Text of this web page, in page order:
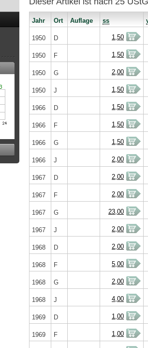
Jahr Ort Auflage ss
1950 D 1,50
1950 F 1,50
1950 G 2,00
1950 J 1,50
1966 D 1,50
1966 F 1,50
1966 G 1,50
1966 J 2,00
1967 D 2,00
1967 F 2,00
1967 G 23,00
1967 J 2,00
1968 D 2,00
1968 F 5,00
1968 G 2,00
1968 J 4,00
1969 D 1,00
1969 F 1,00